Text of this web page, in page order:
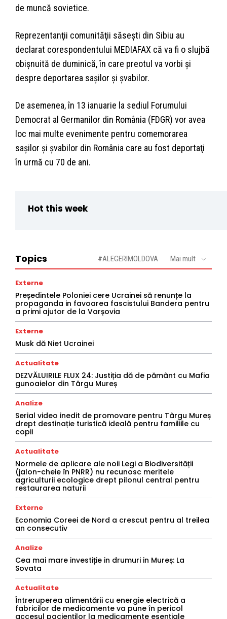
de muncă sovietice.
Reprezentanţii comunităţii săseşti din Sibiu au
declarat corespondentului MEDIAFAX că va fi o slujbă
obişnuită de duminică, în care preotul va vorbi şi
despre deportarea saşilor şi şvabilor.
De asemenea, în 13 ianuarie la sediul Forumului
Democrat al Germanilor din România (FDGR) vor avea
loc mai multe evenimente pentru comemorarea
saşilor şi şvabilor din România care au fost deportaţi
în urmă cu 70 de ani.
Hot this week
Topics #ALEGERIMOLDOVA Mai mult
Externe
Președintele Poloniei cere Ucrainei să renunțe la
propaganda in favoarea fascistului Bandera pentru
a primi ajutor de la Varșovia
Externe
Musk dă Niet Ucrainei
Actualitate
DEZVĂLUIRILE FLUX 24: Justiția dă de pământ cu Mafia
gunoaielor din Târgu Mureș
Analize
Serial video inedit de promovare pentru Târgu Mureș
drept destinație turistică ideală pentru familiile cu
copii
Actualitate
Normele de aplicare ale noii Legi a Biodiversității
(jalon-cheie în PNRR) nu recunosc meritele
agriculturii ecologice drept pilonul central pentru
restaurarea naturii
Externe
Economia Coreei de Nord a crescut pentru al treilea
an consecutiv
Analize
Cea mai mare investiție in drumuri in Mureș: La
Sovata
Actualitate
Întreruperea alimentării cu energie electrică a
fabricilor de medicamente va pune în pericol
accesul pacienților la medicamente esențiale